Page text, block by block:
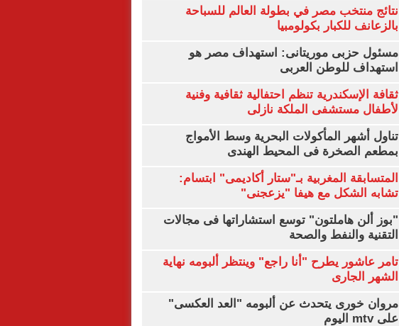
نتائج منتخب مصر في بطولة العالم للسباحة
بالزعانف للكبار بكولومبيا
مسئول حزبى موريتانى: استهداف مصر هو
استهداف للوطن العربى
ثقافة الإسكندرية تنظم احتفالية ثقافية وفنية
لأطفال مستشفى الملكة نازلى
تناول أشهر المأكولات البحرية وسط الأمواج
بمطعم الصخرة فى المحيط الهندى
المتسابقة المغربية بـ"ستار أكاديمى" ابتسام:
تشابه الشكل مع هيفا "يزعجنى"
"بوز ألن هاملتون" توسع استشاراتها فى مجالات
التقنية والنفط والصحة
تامر عاشور يطرح "أنا راجع" وينتظر ألبومه نهاية
الشهر الجارى
مروان خورى يتحدث عن ألبومه "العد العكسى"
على mtv اليوم